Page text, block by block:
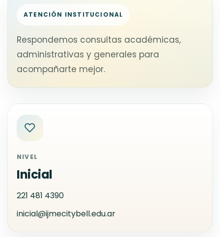
ATENCIÓN INSTITUCIONAL
Respondemos consultas académicas,
administrativas y generales para
acompañarte mejor.
NIVEL
Inicial
221 481 4390
inicial@ijmecitybell.edu.ar